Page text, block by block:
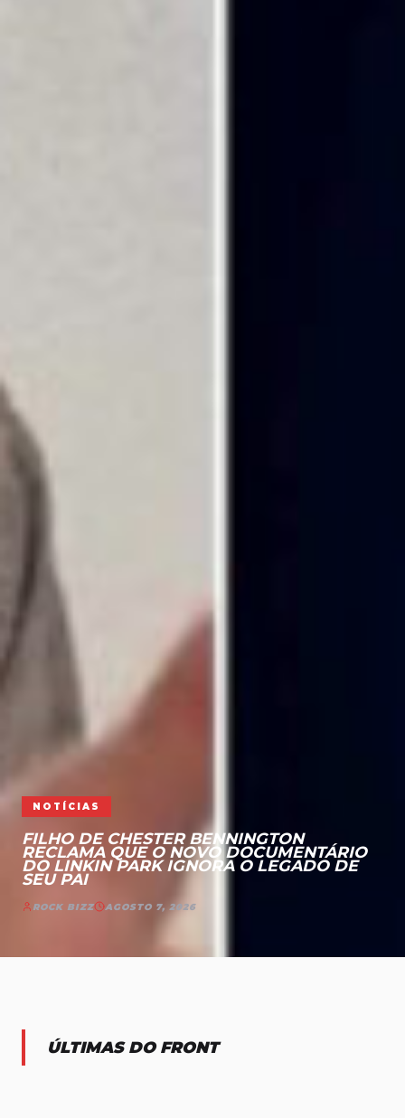
NOTÍCIAS
FILHO DE CHESTER BENNINGTON
RECLAMA QUE O NOVO DOCUMENTÁRIO
DO LINKIN PARK IGNORA O LEGADO DE
SEU PAI
ROCK BIZZ AGOSTO 7, 2026
ÚLTIMAS DO FRONT